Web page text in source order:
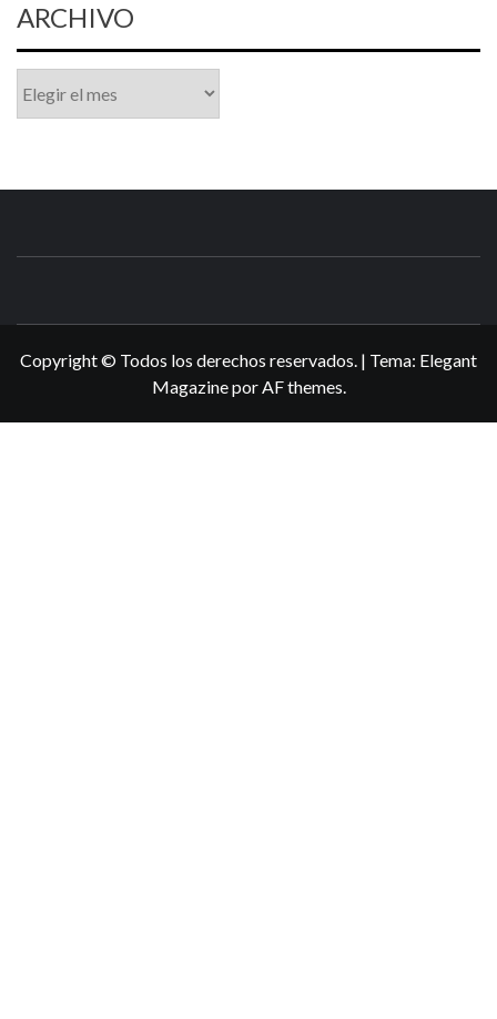
ARCHIVO
Copyright © Todos los derechos reservados. | Tema: Elegant
MagazineporAF themes.